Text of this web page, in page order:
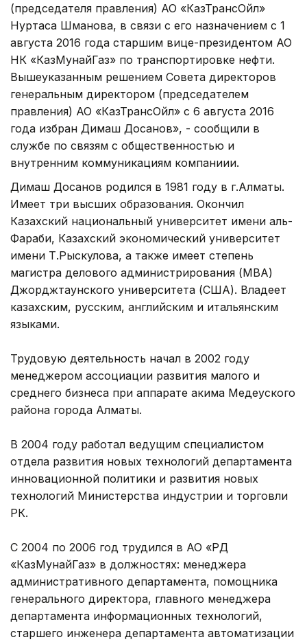
(председателя правления) АО «КазТрансОйл»
Нуртаса Шманова, в связи с его назначением с 1
августа 2016 года старшим вице-президентом АО
НК «КазМунайГаз» по транспортировке нефти.
Вышеуказанным решением Совета директоров
генеральным директором (председателем
правления) АО «КазТрансОйл» с 6 августа 2016
года избран Димаш Досанов», - сообщили в
службе по связям с общественностью и
внутренним коммуникациям компаниии.
Димаш Досанов родился в 1981 году в г.Алматы.
Имеет три высших образования. Окончил
Казахский национальный университет имени аль-
Фараби, Казахский экономический университет
имени Т.Рыскулова, а также имеет степень
магистра делового администрирования (МВА)
Джорджтаунского университета (США). Владеет
казахским, русским, английским и итальянским
языками.
Трудовую деятельность начал в 2002 году
менеджером ассоциации развития малого и
среднего бизнеса при аппарате акима Медеуского
района города Алматы.
В 2004 году работал ведущим специалистом
отдела развития новых технологий департамента
инновационной политики и развития новых
технологий Министерства индустрии и торговли
РК.
С 2004 по 2006 год трудился в АО «РД
«КазМунайГаз» в должностях: менеджера
административного департамента, помощника
генерального директора, главного менеджера
департамента информационных технологий,
старшего инженера департамента автоматизации